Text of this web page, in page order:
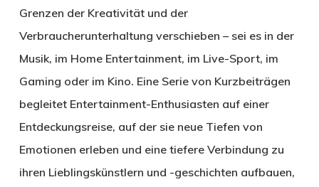
Grenzen der Kreativität und der
Verbraucherunterhaltung verschieben – sei es in der
Musik, im Home Entertainment, im Live-Sport, im
Gaming oder im Kino. Eine Serie von Kurzbeiträgen
begleitet Entertainment-Enthusiasten auf einer
Entdeckungsreise, auf der sie neue Tiefen von
Emotionen erleben und eine tiefere Verbindung zu
ihren Lieblingskünstlern und -geschichten aufbauen,